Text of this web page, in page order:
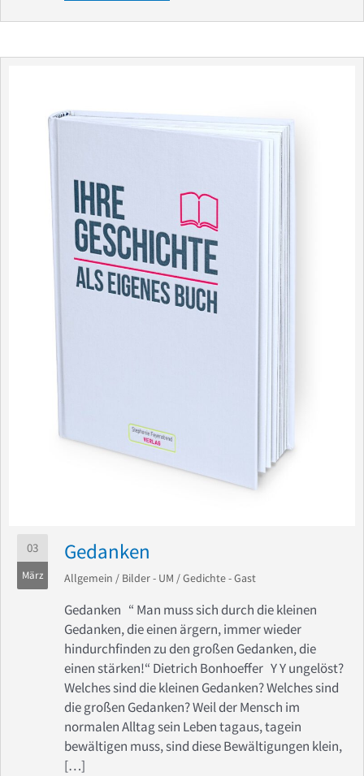
03
März
Gedanken
Allgemein / Bilder - UM /Gedichte - Gast
Gedanken “ Man muss sich durch die kleinen
Gedanken, die einen ärgern, immer wieder
hindurchfinden zu den großen Gedanken, die
einen stärken!“ Dietrich Bonhoeffer Y Y ungelöst?
Welches sind die kleinen Gedanken? Welches sind
die großen Gedanken? Weil der Mensch im
normalen Alltag sein Leben tagaus, tagein
bewältigen muss, sind diese Bewältigungen klein,
[…]